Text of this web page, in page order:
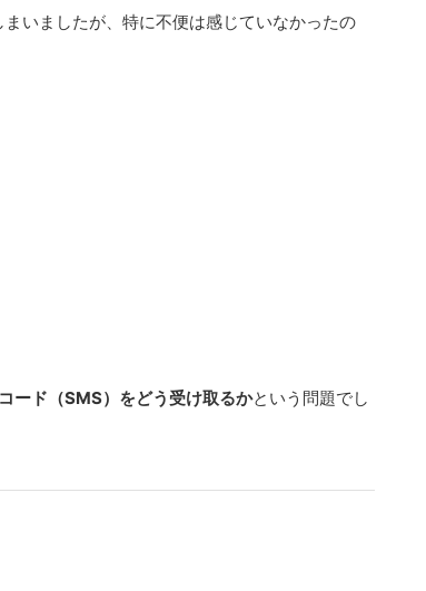
いましたが、特に不便は感じていなかったの
ード（SMS）をどう受け取るかという問題でし